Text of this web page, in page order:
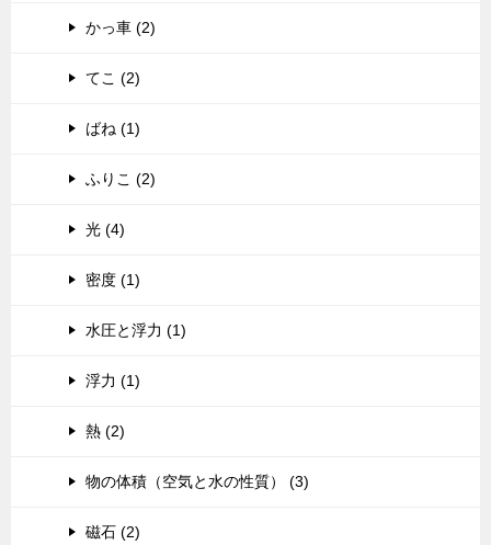
かっ車 (2)
てこ (2)
ばね (1)
ふりこ (2)
光 (4)
密度 (1)
水圧と浮力 (1)
浮力 (1)
熱 (2)
物の体積（空気と水の性質） (3)
磁石 (2)